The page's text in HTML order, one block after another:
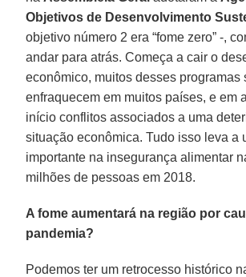
Objetivos de Desenvolvimento
objetivo número 2 era “fome zero” -,
andar para atrás. Começa a cair o
econômico, muitos desses programas
enfraquecem em muitos países, e em
início conflitos associados a uma
situação econômica. Tudo isso leva a
importante na insegurança alimentar
milhões de pessoas em 2018.
A fome aumentará na região por
pandemia?
Podemos ter um retrocesso histórico